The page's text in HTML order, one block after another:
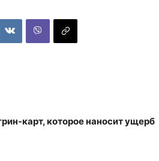
карт, которое наносит ущерб